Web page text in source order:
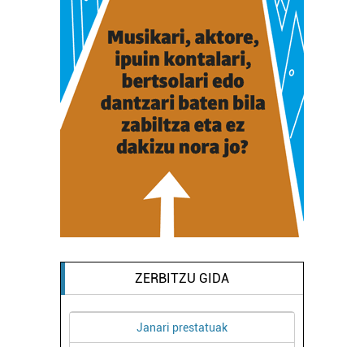
ZERBITZU GIDA
Janari prestatuak